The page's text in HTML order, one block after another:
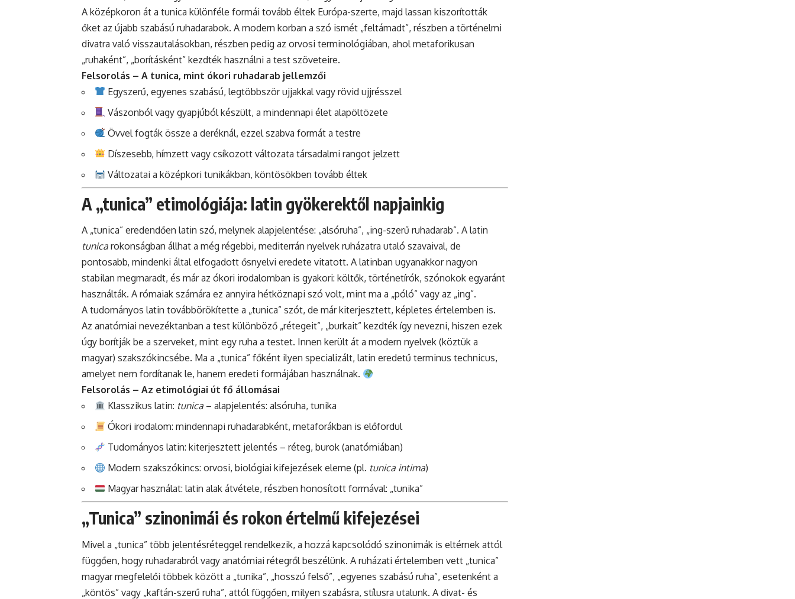
A középkoron át a tunica különféle formái tovább éltek Európa-szerte, majd lassan kiszorították
őket az újabb szabású ruhadarabok. A modern korban a szó ismét „feltámadt”, részben a történelmi
divatra való visszautalásokban, részben pedig az orvosi terminológiában, ahol metaforikusan
„ruhaként”, „borításként” kezdték használni a test szöveteire.
Felsorolás – A tunica, mint ókori ruhadarab jellemzői
Egyszerű, egyenes szabású, legtöbbször ujjakkal vagy rövid ujjrésszel
Vászonból vagy gyapjúból készült, a mindennapi élet alapöltözete
Övvel fogták össze a deréknál, ezzel szabva formát a testre
Díszesebb, hímzett vagy csíkozott változata társadalmi rangot jelzett
Változatai a középkori tunikákban, köntösökben tovább éltek
A „tunica” etimológiája: latin gyökerektől napjainkig
A „tunica” eredendően latin szó, melynek alapjelentése: „alsóruha”, „ing-szerű ruhadarab”. A latin
tunica rokonságban állhat a még régebbi, mediterrán nyelvek ruházatra utaló szavaival, de
pontosabb, mindenki által elfogadott ősnyelvi eredete vitatott. A latinban ugyanakkor nagyon
stabilan megmaradt, és már az ókori irodalomban is gyakori: költők, történetírók, szónokok egyaránt
használták. A rómaiak számára ez annyira hétköznapi szó volt, mint ma a „póló” vagy az „ing”.
A tudományos latin továbbörökítette a „tunica” szót, de már kiterjesztett, képletes értelemben is.
Az anatómiai nevezéktanban a test különböző „rétegeit”, „burkait” kezdték így nevezni, hiszen ezek
úgy borítják be a szerveket, mint egy ruha a testet. Innen került át a modern nyelvek (köztük a
magyar) szakszókincsébe. Ma a „tunica” főként ilyen specializált, latin eredetű terminus technicus,
amelyet nem fordítanak le, hanem eredeti formájában használnak.
Felsorolás – Az etimológiai út fő állomásai
Klasszikus latin: tunica – alapjelentés: alsóruha, tunika
Ókori irodalom: mindennapi ruhadarabként, metaforákban is előfordul
Tudományos latin: kiterjesztett jelentés – réteg, burok (anatómiában)
Modern szakszókincs: orvosi, biológiai kifejezések eleme (pl. tunica intima)
Magyar használat: latin alak átvétele, részben honosított formával: „tunika”
„Tunica” szinonimái és rokon értelmű kifejezései
Mivel a „tunica” több jelentésréteggel rendelkezik, a hozzá kapcsolódó szinonimák is eltérnek attól
függően, hogy ruhadarabról vagy anatómiai rétegről beszélünk. A ruházati értelemben vett „tunica”
magyar megfelelői többek között a „tunika”, „hosszú felső”, „egyenes szabású ruha”, esetenként a
„köntös” vagy „kaftán-szerű ruha”, attól függően, milyen szabásra, stílusra utalunk. A divat- és